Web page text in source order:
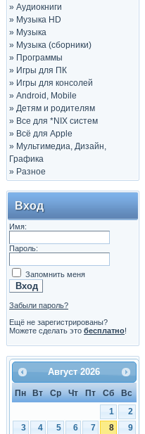
» Аудиокниги
» Музыка HD
» Музыка
» Музыка (сборники)
» Программы
» Игры для ПК
» Игры для консолей
» Android, Mobile
» Детям и родителям
» Все для *NIX систем
» Всё для Apple
» Мультимедиа, Дизайн,
Графика
» Разное
Вход
Имя:
Пароль:
Запомнить меня
Забыли пароль?
Ещё не зарегистрированы?
Можете сделать это бесплатно!
Август 2026
Пн Вт Ср Чт Пт Сб
Вс
1
2
3
4 5 6 7 8
9